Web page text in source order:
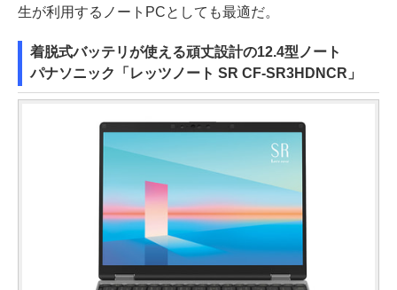
生が利用するノートPCとしても最適だ。
着脱式バッテリが使える頑丈設計の12.4型ノート
パナソニック「レッツノート SR CF-SR3HDNCR」